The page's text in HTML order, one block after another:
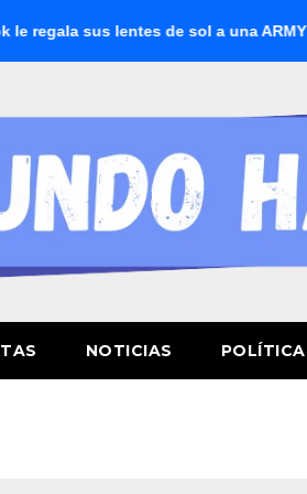
sus lentes de sol a una ARMY
NOTICIAS